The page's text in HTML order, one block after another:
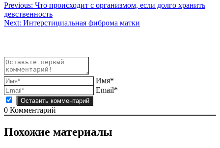
Навигация
по
Previous: Что происходит с организмом, если долго хранить
девственность
Next: Интерстициальная фиброма матки
Имя*
Email*
0 Комментарий
Похожие материалы